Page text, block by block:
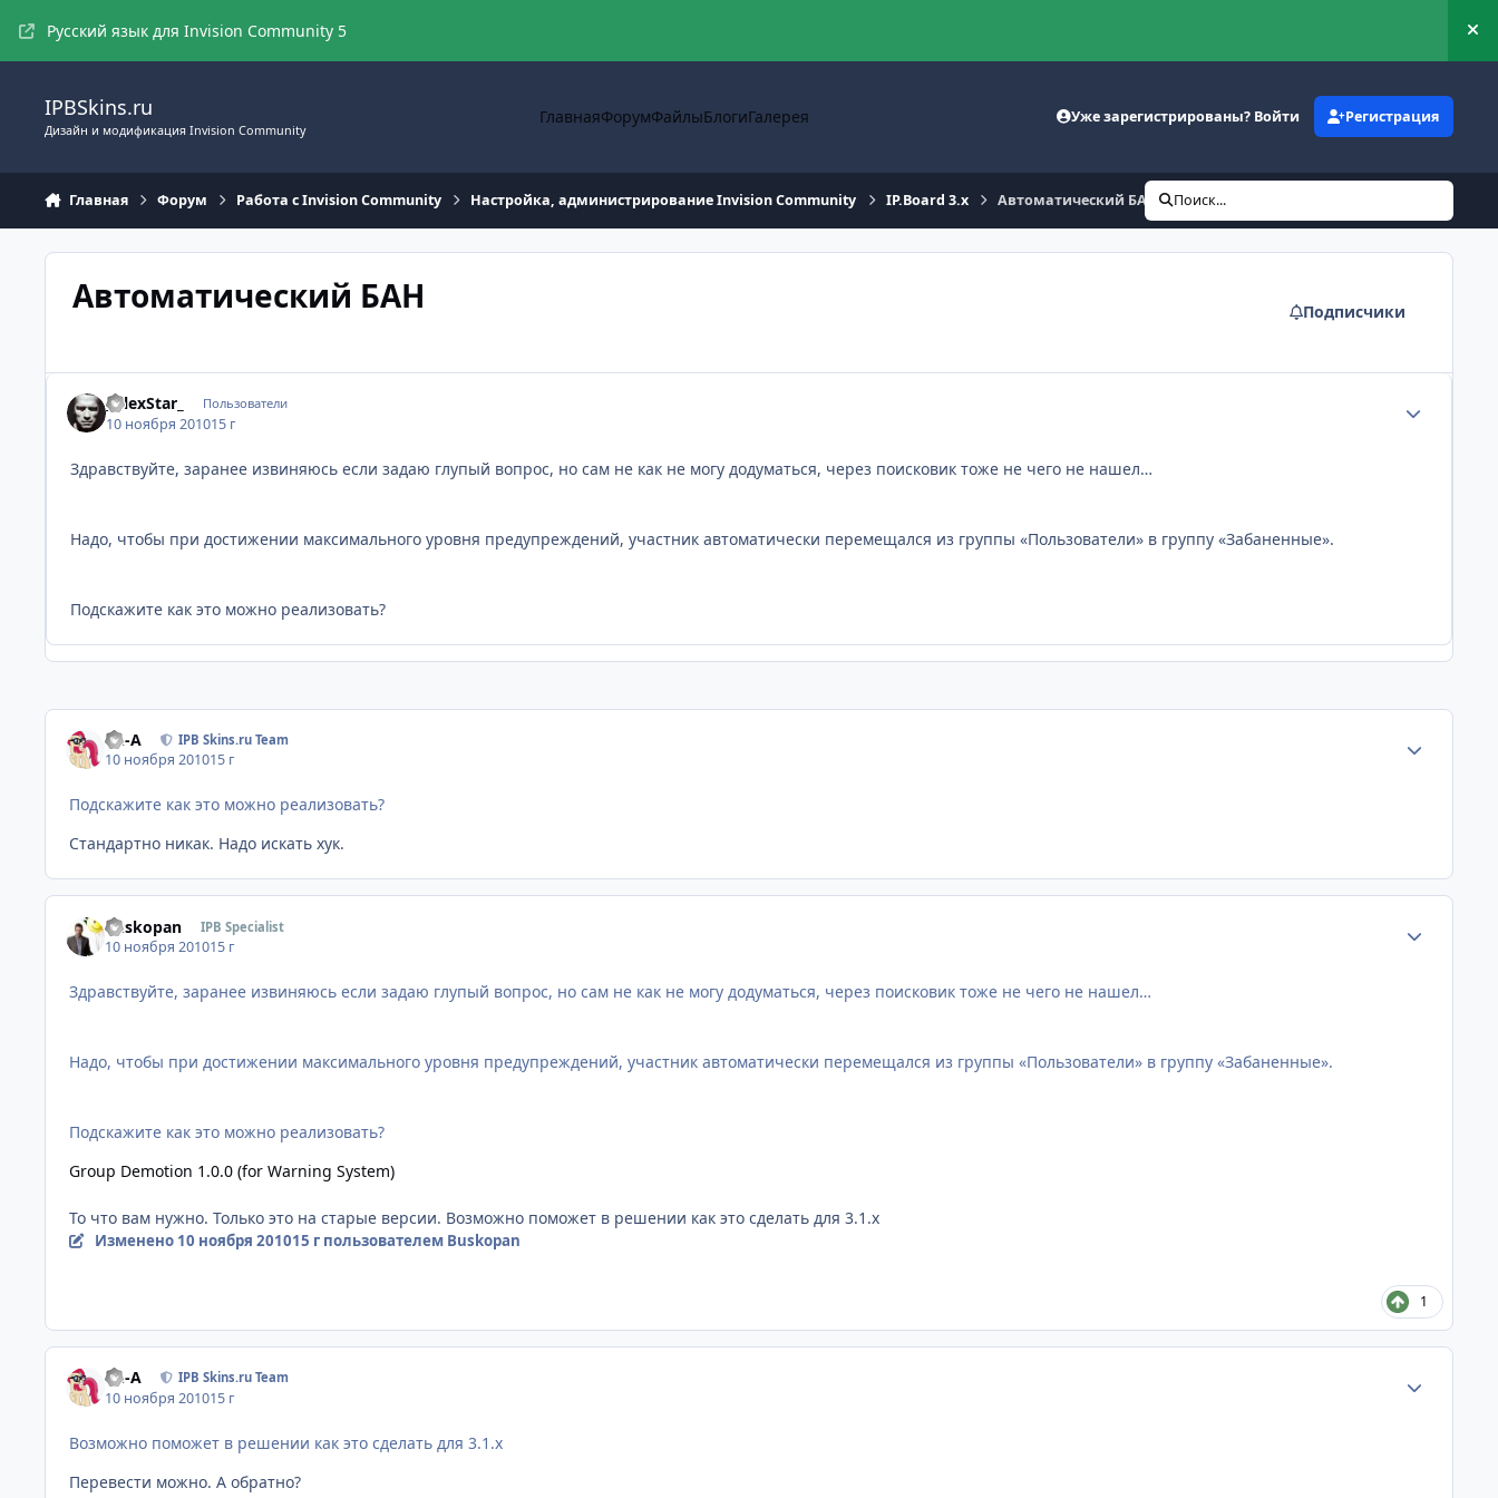
Русский язык для Invision Community 5
IPBSkins.ru
Дизайн и модификация Invision Community
ГлавнаяФорумФайлыБлогиГалерея Уже зарегистрированы? Войти Регистрация
Главная Форум Работа с Invision Community Настройка, администрирование Invision Community IP.Board 3.x Автоматический БАН Поиск...
Автоматический БАН Подписчики
_AlexStar_ Пользователи
10 ноября 201015 г
Здравствуйте, заранее извиняюсь если задаю глупый вопрос, но сам не как не могу додуматься, через поисковик тоже не чего не нашел…
Надо, чтобы при достижении максимального уровня предупреждений, участник автоматически перемещался из группы «Пользователи» в группу «Забаненные».
Подскажите как это можно реализовать?
Ph-A IPB Skins.ru Team
10 ноября 201015 г
Подскажите как это можно реализовать?
Стандартно никак. Надо искать хук.
Buskopan IPB Specialist
10 ноября 201015 г
Здравствуйте, заранее извиняюсь если задаю глупый вопрос, но сам не как не могу додуматься, через поисковик тоже не чего не нашел…
Надо, чтобы при достижении максимального уровня предупреждений, участник автоматически перемещался из группы «Пользователи» в группу «Забаненные».
Подскажите как это можно реализовать?
Group Demotion 1.0.0 (for Warning System)
То что вам нужно. Только это на старые версии. Возможно поможет в решении как это сделать для 3.1.х
Изменено 10 ноября 201015 гпользователем Buskopan
1
Ph-A IPB Skins.ru Team
10 ноября 201015 г
Возможно поможет в решении как это сделать для 3.1.х
Перевести можно. А обратно?